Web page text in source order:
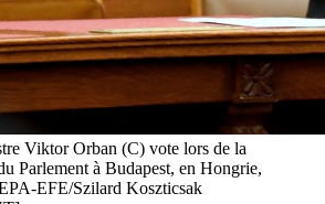
Viktor Orban (C) vote lors de la
Parlement à Budapest, en Hongrie,
EFE/Szilard Koszticsak